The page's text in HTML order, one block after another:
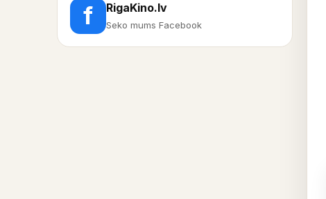
f RigaKino.lv
Seko mums Facebook